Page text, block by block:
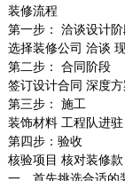
装修流程
第一步： 洽谈设计
选择装修公司 洽谈
第二步： 合同阶段
签订设计合同 深度
第三步： 施工
装饰材料 工程队进驻
第四步：验收
核验项目 核对装修款
一、首先挑选合适的